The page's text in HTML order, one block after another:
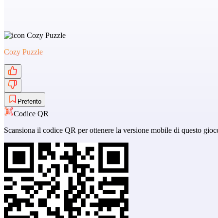
Cozy Puzzle
Preferito
Codice QR
Scansiona il codice QR per ottenere la versione mobile di questo